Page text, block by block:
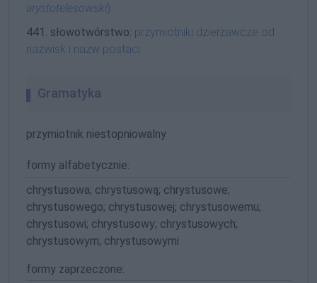
arystotelesowski)
441. słowotwórstwo: przymiotniki dzierżawcze od
nazwisk i nazw postaci
Gramatyka
przymiotnik niestopniowalny
formy alfabetycznie:
chrystusowa; chrystusową; chrystusowe;
chrystusowego; chrystusowej; chrystusowemu;
chrystusowi; chrystusowy; chrystusowych;
chrystusowym; chrystusowymi
formy zaprzeczone: